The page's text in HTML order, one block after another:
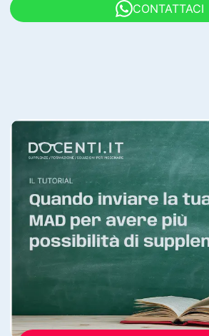
CONTATTACI